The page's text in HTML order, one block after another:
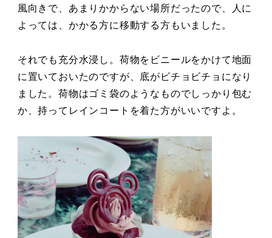
風向きで、あまりかからない場所だったので、人に
よっては、かかる方に移動する方もいました。
それでも充分水浸し。荷物をビニールをかけて地面
に置いておいたのですが、底がビチョビチョになり
ました。荷物はゴミ袋のようなものでしっかり包む
か、持ってレインコートを着た方がいいですよ。